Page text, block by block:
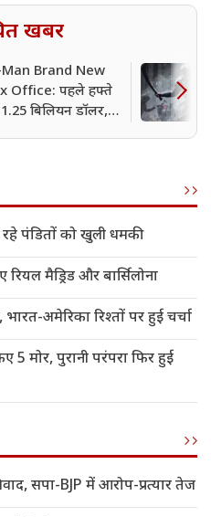
खबर
Brand New
Office: पहले हफ्ते
बिलियन डॉलर,
पंडितों को खुली धमकी
मैड्रिड और बार्सिलोना
अमेरिका रिश्तों पर हुई चर्चा
5 मोर, पुरानी परंपरा फिर हुई
सपा-BJP में आरोप-प्रत्यार तेज